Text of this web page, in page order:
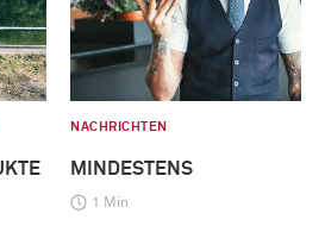
NACHRICHTEN
MINDESTENS
1 Min